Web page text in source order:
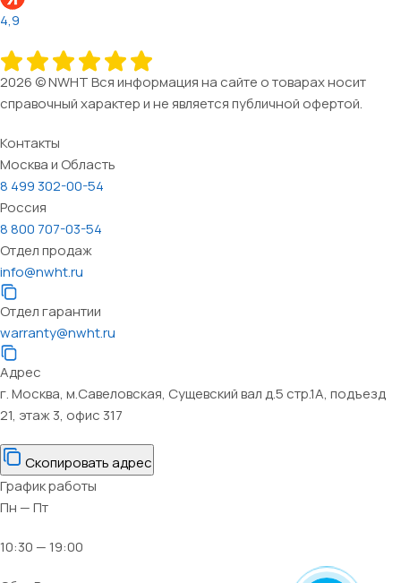
4,9
2026 © NWHT Вся информация на сайте о товарах носит
справочный характер и не является публичной офертой.
Контакты
Москва и Область
8 499 302-00-54
Россия
8 800 707-03-54
Отдел продаж
info@nwht.ru
Отдел гарантии
warranty@nwht.ru
Адрес
г. Москва, м.Савеловская, Сущевский вал д.5 стр.1А, подъезд
21, этаж 3, офис 317
Скопировать адрес
График работы
Пн — Пт
10:30 — 19:00